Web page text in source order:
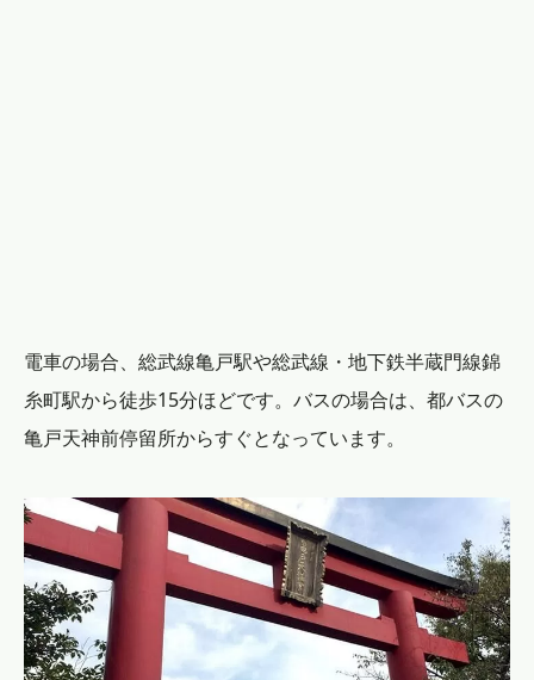
電車の場合、総武線亀戸駅や総武線・地下鉄半蔵門線錦
糸町駅から徒歩15分ほどです。バスの場合は、都バスの
亀戸天神前停留所からすぐとなっています。